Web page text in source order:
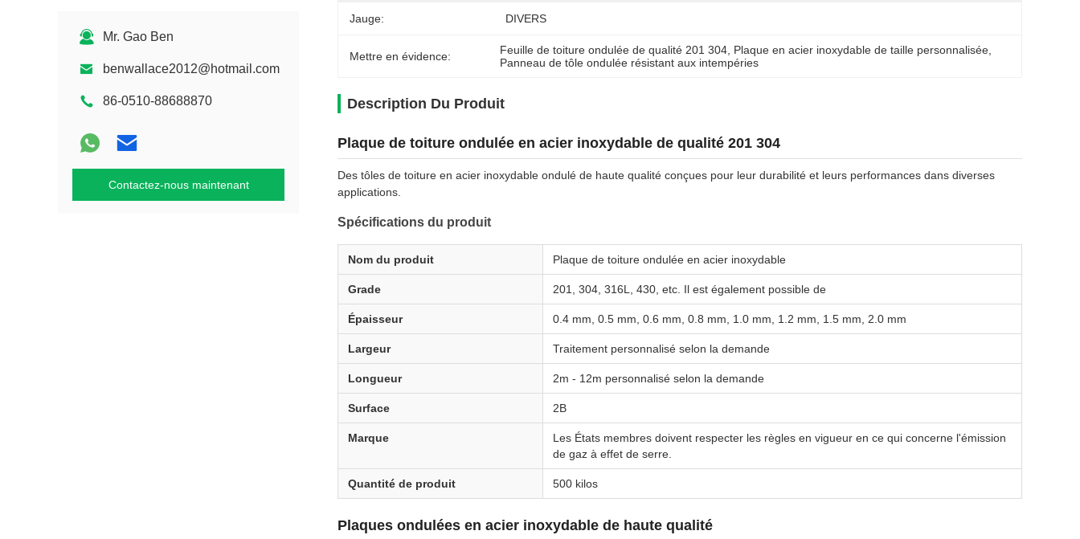
Mr. Gao Ben
benwallace2012@hotmail.com
86-0510-88688870
Contactez-nous maintenant
Jauge: DIVERS
Mettre en évidence: Feuille de toiture ondulée de qualité 201 304 Plaque en acier inoxydable de taille personnalisée
Panneau de tôle ondulée résistant aux intempéries
Description Du Produit
Plaque de toiture ondulée en acier inoxydable de qualité 201 304
Des tôles de toiture en acier inoxydable ondulé de haute qualité conçues pour leur durabilité et leurs performances dans diverses
applications.
Spécifications du produit
Nom du produit Plaque de toiture ondulée en acier inoxydable
Grade 201, 304, 316L, 430, etc. Il est également possible de
Épaisseur 0.4 mm, 0.5 mm, 0.6 mm, 0.8 mm, 1.0 mm, 1.2 mm, 1.5 mm, 2.0 mm
Largeur Traitement personnalisé selon la demande
Longueur 2m - 12m personnalisé selon la demande
Surface 2B
Marque
Les États membres doivent respecter les règles en vigueur en ce qui concerne l'émission
de gaz à effet de serre.
Quantité de produit 500 kilos
Plaques ondulées en acier inoxydable de haute qualité